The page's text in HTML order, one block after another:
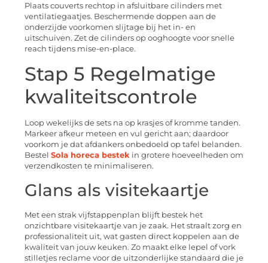
Plaats couverts rechtop in afsluitbare cilinders met
ventilatiegaatjes. Beschermende doppen aan de
onderzijde voorkomen slijtage bij het in- en
uitschuiven. Zet de cilinders op ooghoogte voor snelle
reach tijdens mise-en-place.
Stap 5 Regelmatige
kwaliteitscontrole
Loop wekelijks de sets na op krasjes of kromme tanden.
Markeer afkeur meteen en vul gericht aan; daardoor
voorkom je dat afdankers onbedoeld op tafel belanden.
Bestel Sola horeca bestek in grotere hoeveelheden om
verzendkosten te minimaliseren.
Glans als visitekaartje
Met een strak vijfstappenplan blijft bestek het
onzichtbare visitekaartje van je zaak. Het straalt zorg en
professionaliteit uit, wat gasten direct koppelen aan de
kwaliteit van jouw keuken. Zo maakt elke lepel of vork
stilletjes reclame voor de uitzonderlijke standaard die je